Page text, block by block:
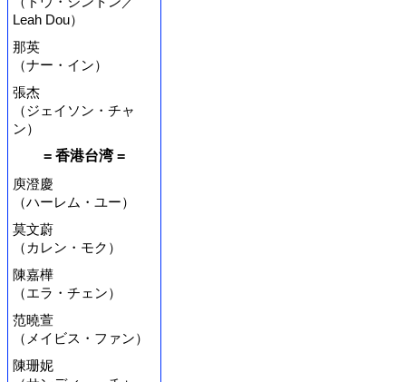
Leah Dou）
那英
（ナー・イン）
張杰
（ジェイソン・チャ
ン）
= 香港台湾 =
庾澄慶
（ハーレム・ユー）
莫文蔚
（カレン・モク）
陳嘉樺
（エラ・チェン）
范曉萱
（メイビス・ファン）
陳珊妮